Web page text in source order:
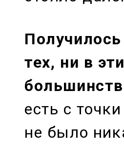
тех, ни в
есть с
не было